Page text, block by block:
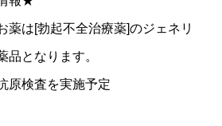
薬は[勃起不全治療薬]のジェネリ
品となります。
原検査を実施予定